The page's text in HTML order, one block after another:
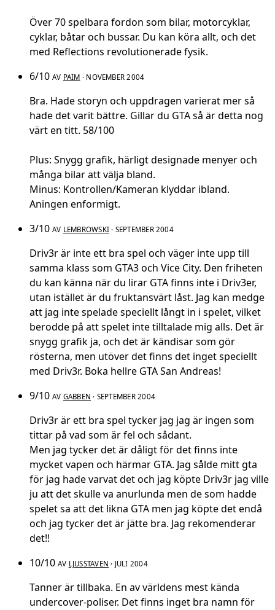
Över 70 spelbara fordon som bilar, motorcyklar,
cyklar, båtar och bussar. Du kan köra allt, och det
med Reflections revolutionerade fysik.
6/10 AV PAIM · NOVEMBER 2004
Bra. Hade storyn och uppdragen varierat mer så
hade det varit bättre. Gillar du GTA så är detta nog
värt en titt. 58/100
Plus: Snygg grafik, härligt designade menyer och
många bilar att välja bland.
Minus: Kontrollen/Kameran klyddar ibland.
Aningen enformigt.
3/10 AV LEMBROWSKI · SEPTEMBER 2004
Driv3r är inte ett bra spel och väger inte upp till
samma klass som GTA3 och Vice City. Den friheten
du kan känna när du lirar GTA finns inte i Driv3er,
utan istället är du fruktansvärt låst. Jag kan medge
att jag inte spelade speciellt långt in i spelet, vilket
berodde på att spelet inte tilltalade mig alls. Det är
snygg grafik ja, och det är kändisar som gör
rösterna, men utöver det finns det inget speciellt
med Driv3r. Boka hellre GTA San Andreas!
9/10 AV GABBEN · SEPTEMBER 2004
Driv3r är ett bra spel tycker jag jag är ingen som
tittar på vad som är fel och sådant.
Men jag tycker det är dåligt för det finns inte
mycket vapen och härmar GTA. Jag sålde mitt gta
för jag hade varvat det och jag köpte Driv3r jag ville
ju att det skulle va anurlunda men de som hadde
spelet sa att det likna GTA men jag köpte det endå
och jag tycker det är jätte bra. Jag rekomenderar
det!!
10/10 AV LJUSSTAVEN · JULI 2004
Tanner är tillbaka. En av världens mest kända
undercover-poliser. Det finns inget bra namn för